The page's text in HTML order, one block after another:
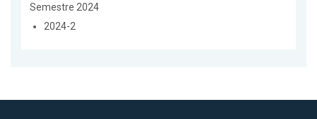
Semestre 2024
2024-2